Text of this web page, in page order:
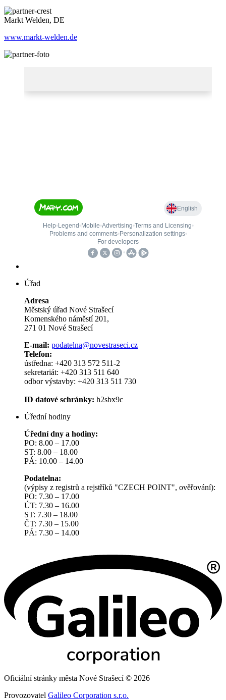
Markt Welden, DE
www.markt-welden.de
Úřad
Adresa
Městský úřad Nové Strašecí
Komenského náměstí 201,
271 01 Nové Strašecí
E-mail: podatelna@novestraseci.cz
Telefon:
ústředna: +420 313 572 511-2
sekretariát: +420 313 511 640
odbor výstavby: +420 313 511 730
ID datové schránky: h2sbx9c
Úřední hodiny
Úřední dny a hodiny:
PO: 8.00 – 17.00
ST: 8.00 – 18.00
PÁ: 10.00 – 14.00
Podatelna:
(výpisy z registrů a rejstříků "CZECH POINT", ověřování):
PO: 7.30 – 17.00
ÚT: 7.30 – 16.00
ST: 7.30 – 18.00
ČT: 7.30 – 15.00
PÁ: 7.30 – 14.00
Oficiální stránky města Nové Strašecí © 2026
Provozovatel Galileo Corporation s.r.o.